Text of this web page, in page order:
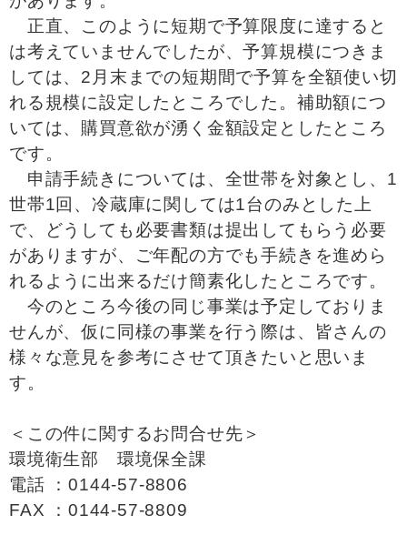
正直、このように短期で予算限度に達すると
は考えていませんでしたが、予算規模につきま
しては、2月末までの短期間で予算を全額使い切
れる規模に設定したところでした。補助額につ
いては、購買意欲が湧く金額設定としたところ
です。
申請手続きについては、全世帯を対象とし、1
世帯1回、冷蔵庫に関しては1台のみとした上
で、どうしても必要書類は提出してもらう必要
がありますが、ご年配の方でも手続きを進めら
れるように出来るだけ簡素化したところです。
今のところ今後の同じ事業は予定しておりま
せんが、仮に同様の事業を行う際は、皆さんの
様々な意見を参考にさせて頂きたいと思いま
す。
＜この件に関するお問合せ先＞
環境衛生部 環境保全課
電話 ：0144-57-8806
FAX ：0144-57-8809